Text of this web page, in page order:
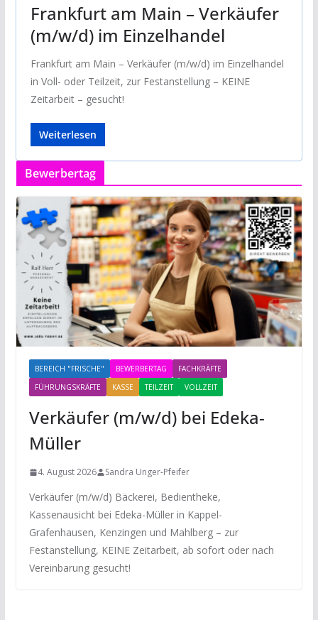
Frankfurt am Main – Verkäufer
(m/w/d) im Einzelhandel
Frankfurt am Main – Verkäufer (m/w/d) im Einzelhandel
in Voll- oder Teilzeit, zur Festanstellung – KEINE
Zeitarbeit – gesucht!
Weiterlesen
Bewerbertag
BEREICH "FRISCHE" BEWERBERTAG
FACHKRÄFTE
FÜHRUNGSKRÄFTE
KASSE TEILZEIT VOLLZEIT
Verkäufer (m/w/d) bei Edeka-
Müller
4. August 2026 Sandra Unger-Pfeifer
Verkäufer (m/w/d) Bäckerei, Bedientheke,
Kassenausicht bei Edeka-Müller in Kappel-
Grafenhausen, Kenzingen und Mahlberg – zur
Festanstellung, KEINE Zeitarbeit, ab sofort oder nach
Vereinbarung gesucht!